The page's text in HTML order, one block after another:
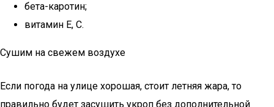
бета-каротин;
витамин Е, С.
Сушим на свежем воздухе
Если погода на улице хорошая, стоит летняя жара, то
правильно будет засушить укроп без дополнительной